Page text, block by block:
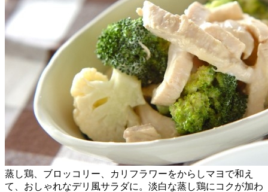
蒸し鶏、ブロッコリー、カリフラワーをからしマヨで和え
て、おしゃれなデリ風サラダに。淡白な蒸し鶏にコクが加わ